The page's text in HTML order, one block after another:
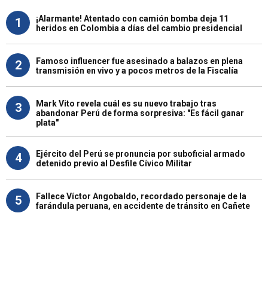
1
¡Alarmante! Atentado con camión bomba deja 11
heridos en Colombia a días del cambio presidencial
2
Famoso influencer fue asesinado a balazos en plena
transmisión en vivo y a pocos metros de la Fiscalía
3
Mark Vito revela cuál es su nuevo trabajo tras
abandonar Perú de forma sorpresiva: "Es fácil ganar
plata"
4
Ejército del Perú se pronuncia por suboficial armado
detenido previo al Desfile Cívico Militar
5
Fallece Víctor Angobaldo, recordado personaje de la
farándula peruana, en accidente de tránsito en Cañete